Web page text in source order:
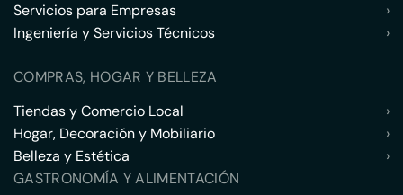
Servicios para Empresas
›
Ingeniería y Servicios Técnicos
›
COMPRAS, HOGAR Y BELLEZA
Tiendas y Comercio Local
›
Hogar, Decoración y Mobiliario
›
Belleza y Estética
›
GASTRONOMÍA Y ALIMENTACIÓN